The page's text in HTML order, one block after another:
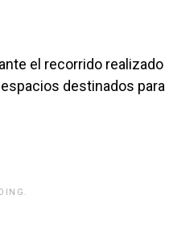
el recorrido realizado
destinados para